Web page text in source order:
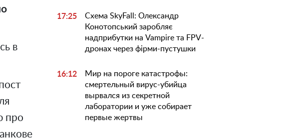
в
про
17:25
Схема SkyFall: Олександр
Конотопський заробляє
надприбутки на Vampire та FPV-
дронах через фірми-пустушки
16:12
Мир на пороге катастрофы:
смертельный вирус-убийца
вырвался из секретной
лаборатории и уже собирает
первые жертвы